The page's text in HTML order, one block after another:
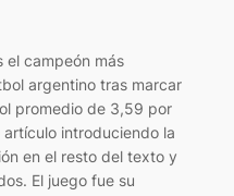
el campeón más
argentino tras marcar
promedio de 3,59 por
introduciendo la
en el resto del texto y
El juego fue su